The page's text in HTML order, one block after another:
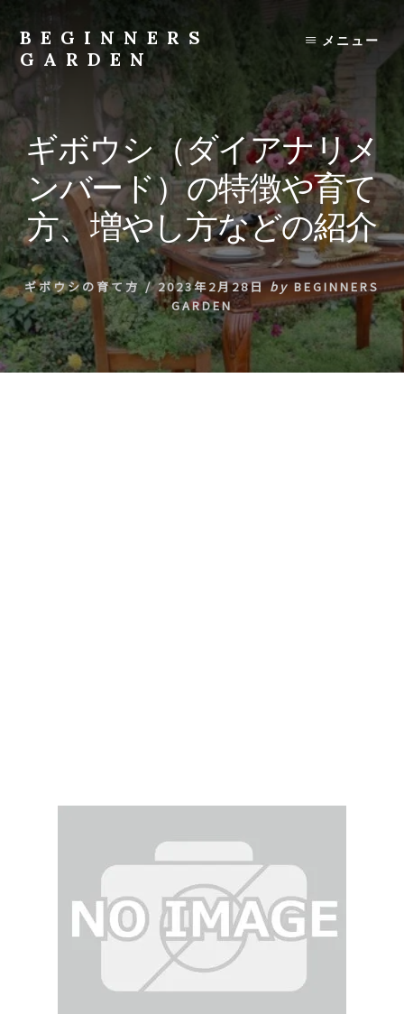
content
BEGINNERS
GARDEN
の
種
類
や
育
て
方
の
紹
介
を
行
メニュー
ギボウシ（ダイアナリメ
ンバード）の特徴や育て
方、増やし方などの紹介
ギボウシの育て方/ 2023年2月28日 by BEGINNERS
GARDEN